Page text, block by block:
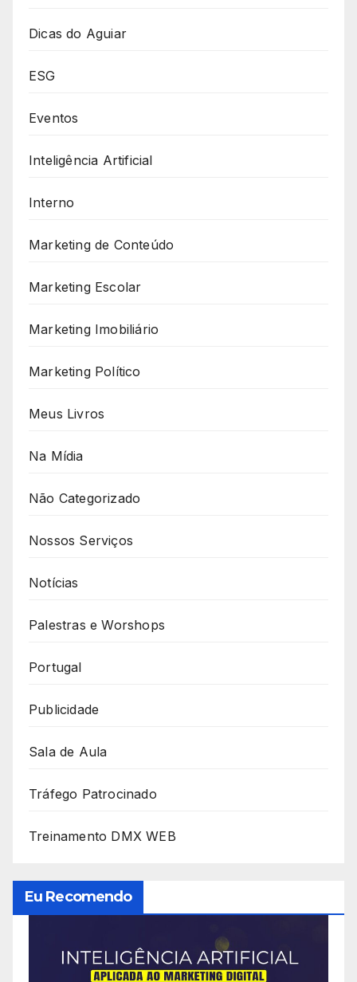
Dicas do Aguiar
ESG
Eventos
Inteligência Artificial
Interno
Marketing de Conteúdo
Marketing Escolar
Marketing Imobiliário
Marketing Político
Meus Livros
Na Mídia
Não Categorizado
Nossos Serviços
Notícias
Palestras e Worshops
Portugal
Publicidade
Sala de Aula
Tráfego Patrocinado
Treinamento DMX WEB
Eu Recomendo